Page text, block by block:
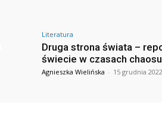
Literatura
Druga strona świata –
świecie w czasach chaosu
Agnieszka Wielińska - 15 grudnia 2022